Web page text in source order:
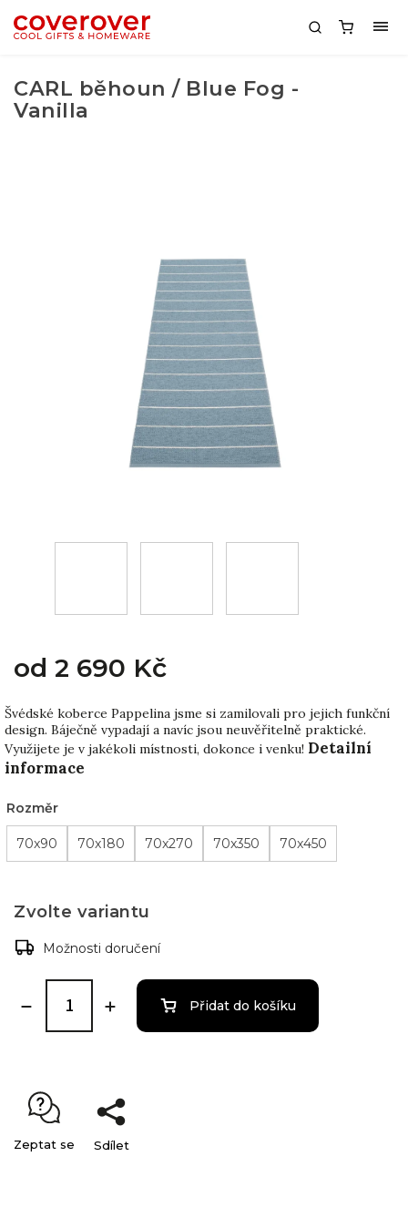
CARL běhoun / Blue Fog -
Vanilla
od 2 690 Kč
Švédské koberce Pappelina jsme si zamilovali pro jejich funkční
design. Báječně vypadají a navíc jsou neuvěřitelně praktické.
Využijete je v jakékoli místnosti, dokonce i venku! Detailní
informace
Rozměr
70x90 70x180 70x270 70x350 70x450
Zvolte variantu
Možnosti doručení
Přidat do košíku
Zeptat se Sdílet